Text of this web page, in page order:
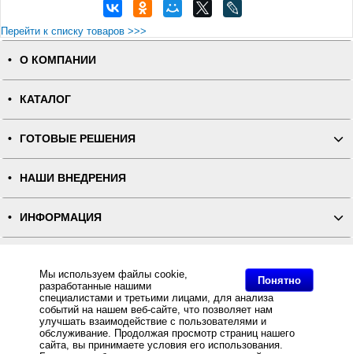
Понятно
Мы используем файлы cookie,
разработанные нашими
специалистами и третьими лицами, для анализа
событий на нашем веб-сайте, что позволяет нам
улучшать взаимодействие с пользователями и
обслуживание. Продолжая просмотр страниц нашего
сайта, вы принимаете условия его использования.
Перейти к списку товаров >>>
О КОМПАНИИ
КАТАЛОГ
ГОТОВЫЕ РЕШЕНИЯ
НАШИ ВНЕДРЕНИЯ
ИНФОРМАЦИЯ
ПОЛНАЯ ВЕРСИЯ
Интернет-магазин "ПОСЛЭНД" - торгового оборудования, оборудования для автоматизации общепита и
торговли, расходных материалов
Все права защищены, ООО "ПОСЛЭНД" © 2008-2026.
Политика конфиденциальности